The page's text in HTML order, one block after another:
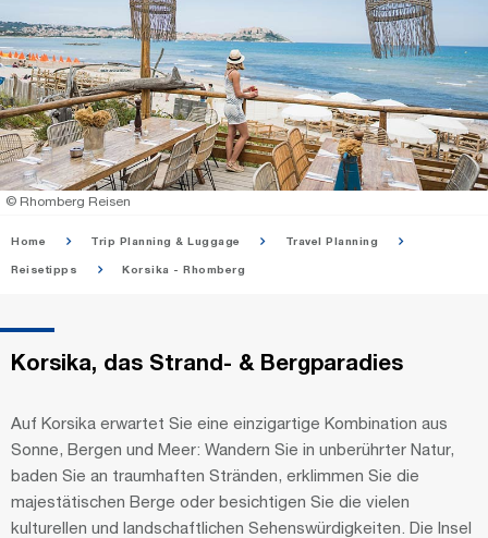
© Rhomberg Reisen
Home Trip Planning & Luggage Travel Planning
Reisetipps Korsika - Rhomberg
Korsika, das Strand- & Bergparadies
Auf Korsika erwartet Sie eine einzigartige Kombination aus
Sonne, Bergen und Meer: Wandern Sie in unberührter Natur,
baden Sie an traumhaften Stränden, erklimmen Sie die
majestätischen Berge oder besichtigen Sie die vielen
kulturellen und landschaftlichen Sehenswürdigkeiten. Die Insel